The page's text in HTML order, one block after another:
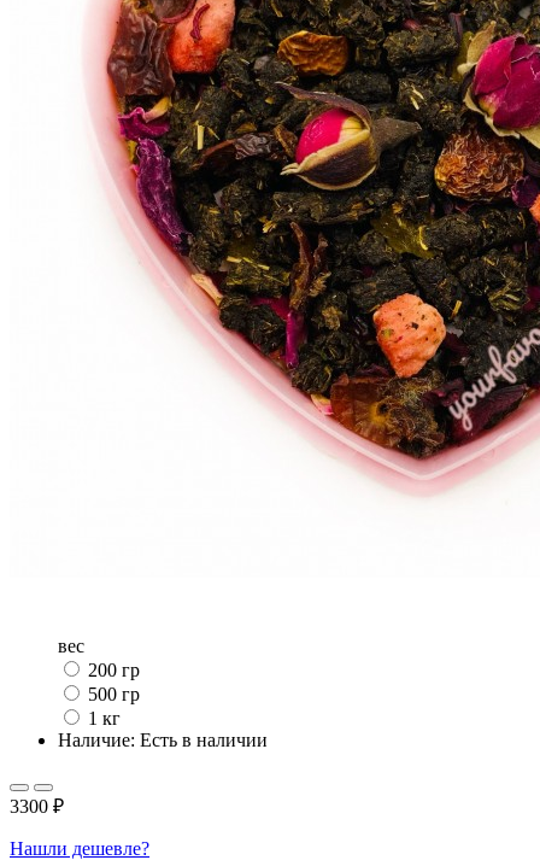
вес
200 гр
500 гр
1 кг
Наличие: Есть в наличии
3300 ₽
Нашли дешевле?